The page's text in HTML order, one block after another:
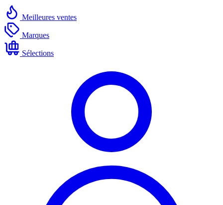
Meilleures ventes
Marques
Sélections